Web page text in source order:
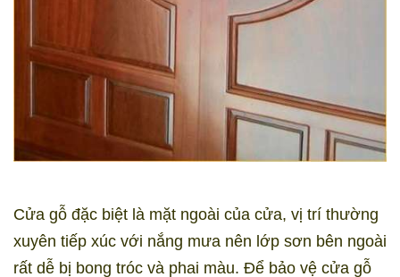
Cửa gỗ đặc biệt là mặt ngoài của cửa, vị trí thường
xuyên tiếp xúc với nắng mưa nên lớp sơn bên ngoài
rất dễ bị bong tróc và phai màu. Để bảo vệ cửa gỗ